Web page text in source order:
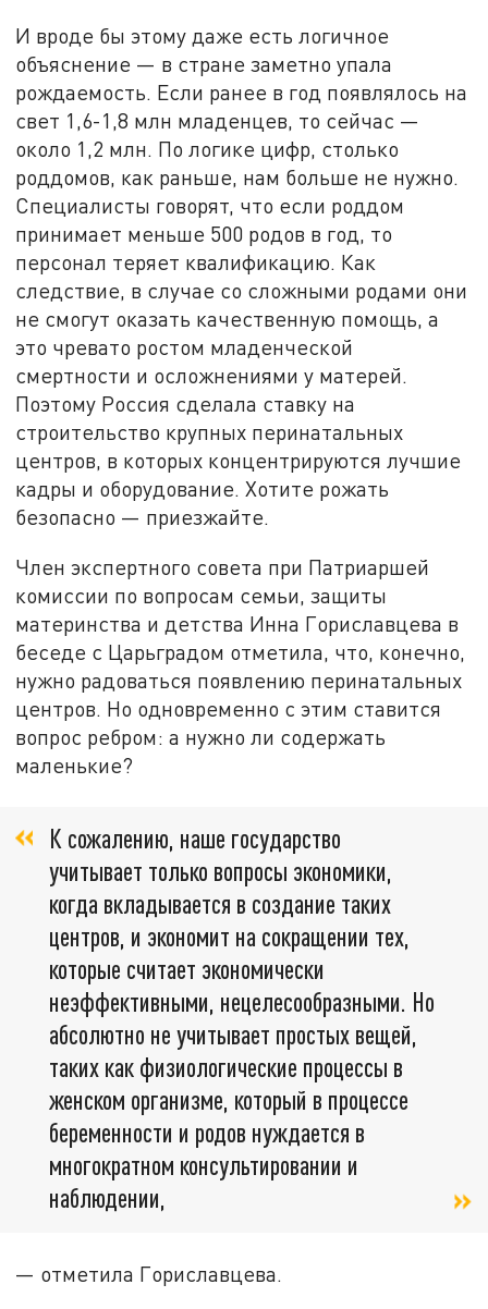
И вроде бы этому даже есть логичное
объяснение — в стране заметно упала
рождаемость. Если ранее в год появлялось на
свет 1,6-1,8 млн младенцев, то сейчас —
около 1,2 млн. По логике цифр, столько
роддомов, как раньше, нам больше не нужно.
Специалисты говорят, что если роддом
принимает меньше 500 родов в год, то
персонал теряет квалификацию. Как
следствие, в случае со сложными родами они
не смогут оказать качественную помощь, а
это чревато ростом младенческой
смертности и осложнениями у матерей.
Поэтому Россия сделала ставку на
строительство крупных перинатальных
центров, в которых концентрируются лучшие
кадры и оборудование. Хотите рожать
безопасно — приезжайте.
Член экспертного совета при Патриаршей
комиссии по вопросам семьи, защиты
материнства и детства Инна Гориславцева в
беседе с Царьградом отметила, что, конечно,
нужно радоваться появлению перинатальных
центров. Но одновременно с этим ставится
вопрос ребром: а нужно ли содержать
маленькие?
К сожалению, наше государство
учитывает только вопросы экономики,
когда вкладывается в создание таких
центров, и экономит на сокращении тех,
которые считает экономически
неэффективными, нецелесообразными. Но
абсолютно не учитывает простых вещей,
таких как физиологические процессы в
женском организме, который в процессе
беременности и родов нуждается в
многократном консультировании и
наблюдении,
— отметила Гориславцева.